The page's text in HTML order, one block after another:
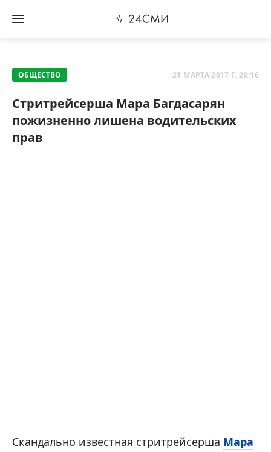
ОБЩЕСТВО 21 МАРТА 2017 Г. 20:16
Стритрейсерша Мара Багдасарян
пожизненно лишена водительских
прав
Скандально известная стритрейсерша Мара